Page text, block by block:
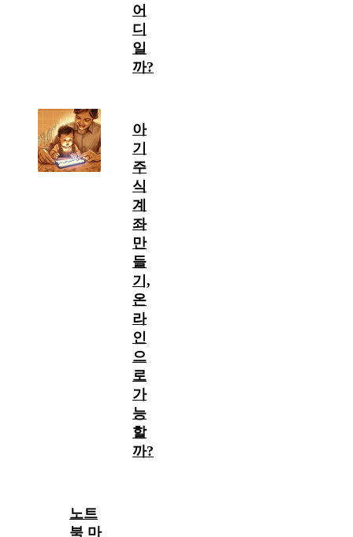
어
디
일
까?
아
기
주
식
계
좌
만
들
기,
온
라
인
으
로
가
능
할
까?
노트
북 마